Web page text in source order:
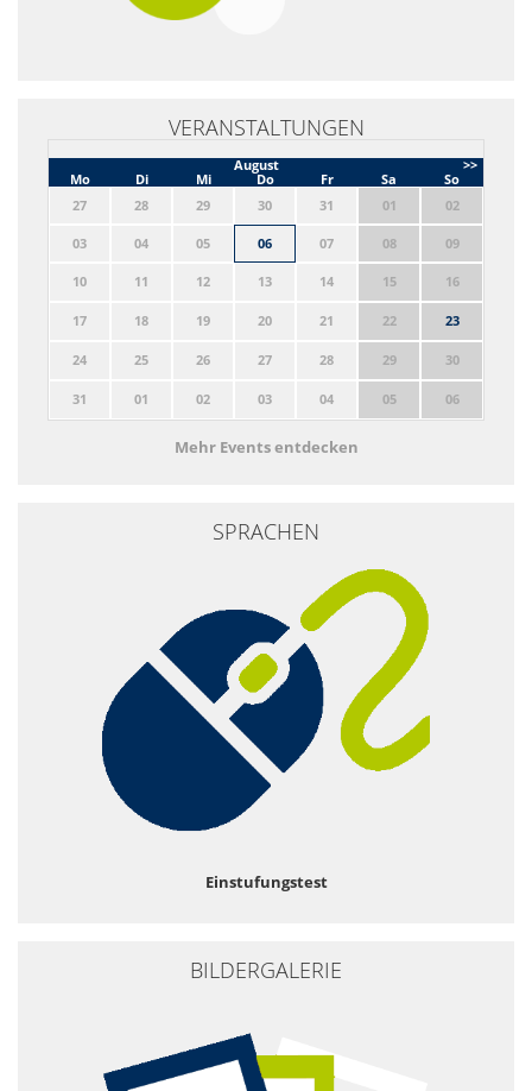
VERANSTALTUNGEN
>>
August
Mo
Di Mi Do Fr Sa
So
27
28 29 30 31 01 02
03 04 05 06 07 08 09
10 11 12 13 14 15 16
17 18 19 20 21 22 23
24 25 26 27 28 29 30
31 01 02 03 04 05 06
Mehr Events entdecken
SPRACHEN
Einstufungstest
BILDERGALERIE